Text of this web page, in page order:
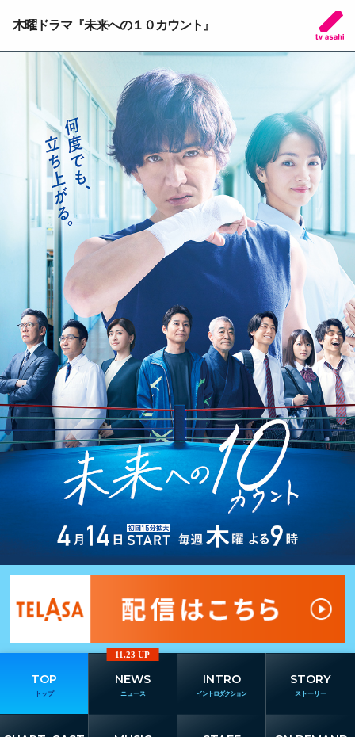
木曜ドラマ『未来への１０カウント』
TOP
トップ
NEWS
ニュース
11.23 UP
INTRO
イントロダクション
STORY
ストーリー